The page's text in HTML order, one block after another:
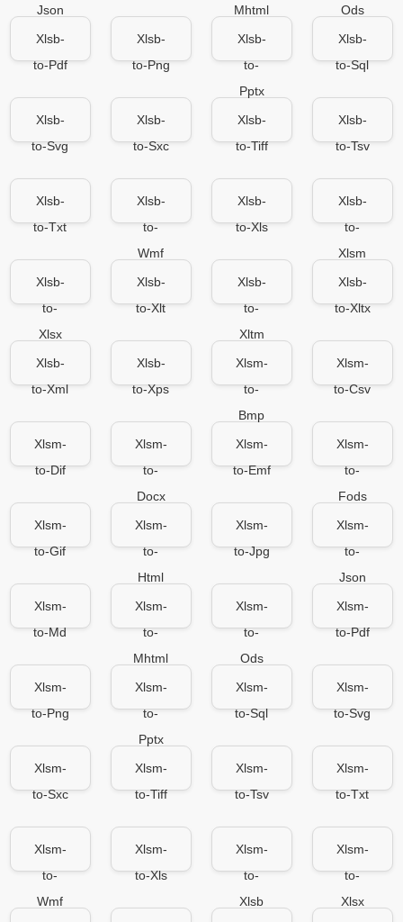
Json Mhtml
Ods
Xlsb-
to-Pdf
Xlsb-
to-Png
Xlsb-
to-
Pptx
Xlsb-
to-Sql
Xlsb-
to-Svg
Xlsb-
to-Sxc
Xlsb-
to-Tiff
Xlsb-
to-Tsv
Xlsb-
to-Txt
Xlsb-
to-
Wmf
Xlsb-
to-Xls
Xlsb-
to-
Xlsm
Xlsb-
to-
Xlsx
Xlsb-
to-Xlt
Xlsb-
to-
Xltm
Xlsb-
to-Xltx
Xlsb-
to-Xml
Xlsb-
to-Xps
Xlsm-
to-
Bmp
Xlsm-
to-Csv
Xlsm-
to-Dif
Xlsm-
to-
Docx
Xlsm-
to-Emf
Xlsm-
to-
Fods
Xlsm-
to-Gif
Xlsm-
to-
Html
Xlsm-
to-Jpg
Xlsm-
to-
Json
Xlsm-
to-Md
Xlsm-
to-
Mhtml
Xlsm-
to-
Ods
Xlsm-
to-Pdf
Xlsm-
to-Png
Xlsm-
to-
Pptx
Xlsm-
to-Sql
Xlsm-
to-Svg
Xlsm-
to-Sxc
Xlsm-
to-Tiff
Xlsm-
to-Tsv
Xlsm-
to-Txt
Xlsm-
to-
Wmf
Xlsm-
to-Xls
Xlsm-
to-
Xlsb
Xlsm-
to-
Xlsx